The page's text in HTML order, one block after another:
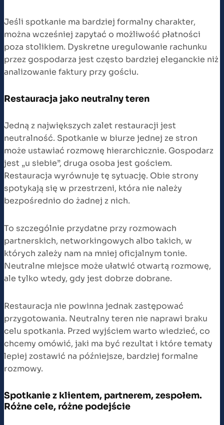
Jeśli spotkanie ma bardziej formalny charakter,
można wcześniej zapytać o możliwość płatności
poza stolikiem. Dyskretne uregulowanie rachunku
przez gospodarza jest często bardziej eleganckie niż
analizowanie faktury przy gościu.
Restauracja jako neutralny teren
Jedną z największych zalet restauracji jest
neutralność. Spotkanie w biurze jednej ze stron
może ustawiać rozmowę hierarchicznie. Gospodarz
jest „u siebie”, druga osoba jest gościem.
Restauracja wyrównuje tę sytuację. Obie strony
spotykają się w przestrzeni, która nie należy
bezpośrednio do żadnej z nich.
To szczególnie przydatne przy rozmowach
partnerskich, networkingowych albo takich, w
których zależy nam na mniej oficjalnym tonie.
Neutralne miejsce może ułatwić otwartą rozmowę,
ale tylko wtedy, gdy jest dobrze dobrane.
Restauracja nie powinna jednak zastępować
przygotowania. Neutralny teren nie naprawi braku
celu spotkania. Przed wyjściem warto wiedzieć, co
chcemy omówić, jaki ma być rezultat i które tematy
lepiej zostawić na późniejsze, bardziej formalne
rozmowy.
Spotkanie z klientem, partnerem, zespołem.
Różne cele, różne podejście